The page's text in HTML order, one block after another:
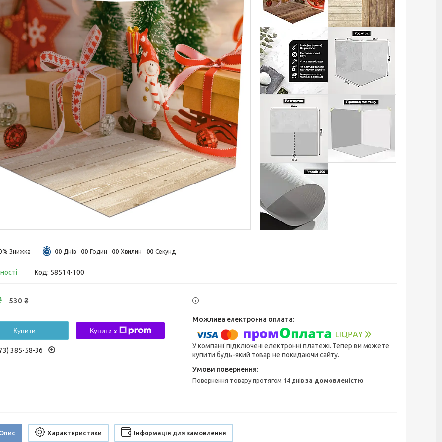
00 Днів 00 Годин 00 Хвилин 00 Секунд
Код: 58514-100
530 ₴
Купити Купити з
385-58-36
У компанії підключені електронні платежі. Тепер ви можете
купити будь-який товар не покидаючи сайту.
повернення товару протягом 14 днівза домовленістю
Характеристики Інформація для замовлення